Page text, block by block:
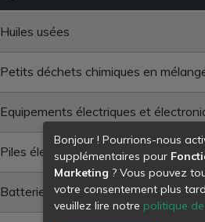
Huiles usées
Petits déchets chimiques en
Equipements électriques et
Piles électriques usagées
Batteries usagées
Bonjour ! Pourrions-nous
supplémentaires pour
Marketing ? Vous pouvez
votre consentement plus
veuillez lire notre politique